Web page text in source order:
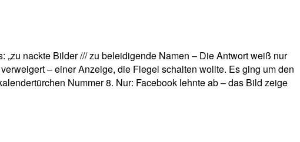
nackte Bilder /// zu beleidigende Namen – Die Antwort weiß nur
– einer Anzeige, die Flegel schalten wollte. Es ging um den
Nummer 8. Nur: Facebook lehnte ab – das Bild zeige